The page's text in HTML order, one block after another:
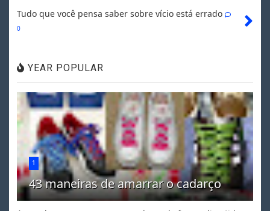
Tudo que você pensa saber sobre vício está errado
0
YEAR POPULAR
1
43 maneiras de amarrar o cadarço